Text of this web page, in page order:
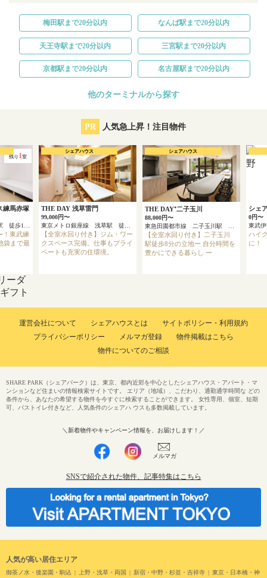
梅田駅まで20分以内 なんば駅まで20分以内
天王寺駅まで20分以内 三宮駅まで20分以内
京都駅まで20分以内 名古屋駅まで20分以内
他のターミナルから探す
PR 人気急上昇！注目物件
残り 1 室
練馬赤塚
！東武練
袋まで最
ーダ
フト
THE DAY 浅草雷門
99,000円〜
【全室水回り付き】ジム・ワー
クスペース完備。仕事もプライ
ベートも充実の住環境。
シェアハウス
THE DAY⁺二子玉川
88,000円〜
【全室水回り付き】二子玉川
駅徒歩8分の立地ー 自分時間を
豊かにできる暮らし ー
シェアハウス
シェ
0円〜
ハイ
に！
運営会社について シェアハウスとは
サイトポリシー・利用規約
プライバシーポリシー
メルマガ登録
物件掲載はこちら
物件についてのご相談
人気が高い居住エリア
御茶ノ水・後楽園・駒込 上野・浅草・両国 新宿・中野・杉並・吉祥寺 東京・日本橋・神
SHARE PARK（シェアパーク）は、東京、都内近郊を中心としたシェアハウス・アパート・マ
ンションなど住まいの情報検索サイトです。 エリア（地域）、こだわり、通勤通学時間な どの
条件から、あなたの希望する物件を今すぐに検索することができます。 女性専用、個室、短期
可、バストイレ付きなど、人気条件のシェアハ ウスも多数掲載しています。
＼新着物件やキャンペーン情報を、お届けします！／
メルマガ
SNSで紹介された物件、記事特集はこちら